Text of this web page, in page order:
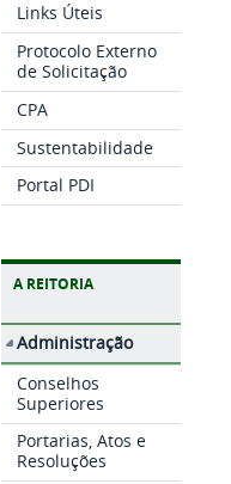
Links Úteis
Protocolo Externo
de Solicitação
CPA
Sustentabilidade
Portal PDI
A REITORIA
Administração
Conselhos
Superiores
Portarias, Atos e
Resoluções